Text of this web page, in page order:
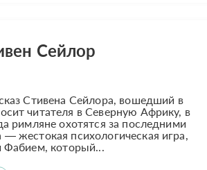
Сейлор
Стивена Сейлора, вошедший в
читателя в Северную Африку, в
римляне охотятся за последними
жестокая психологическая игра,
Фабием, который...